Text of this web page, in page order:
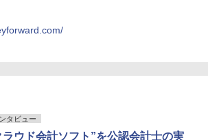
タビュー
ラウド会計ソフト”を公認会計士の実